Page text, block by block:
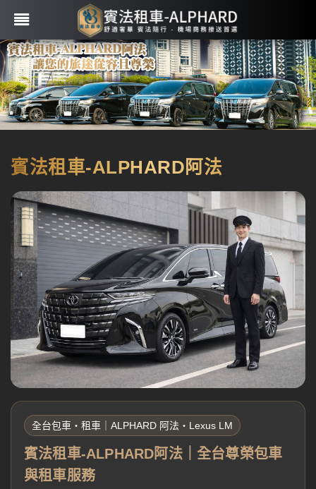
賓法租車-ALPHARD阿法
全台包車・租車｜ALPHARD 阿法・Lexus LM
賓法租車-ALPHARD阿法｜全台尊榮包車
與租車服務